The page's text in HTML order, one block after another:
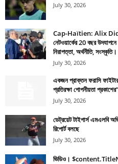
July 30, 2026
Cap-Haïtien: Alix Didier
নেটওয়ার্কের 20 বছর
নিরাপত্তা, অর্থনীতি, সংস্কৃতি।
July 30, 2026
একজন প্রাক্তন ফরাসি ফাইটার
প্রতিরক্ষা গোপনীয়তা
July 30, 2026
ডেট্রয়েট টাইগার্স এমএলবি
রিপোর্ট বলছে
July 30, 2026
ভিডিও।